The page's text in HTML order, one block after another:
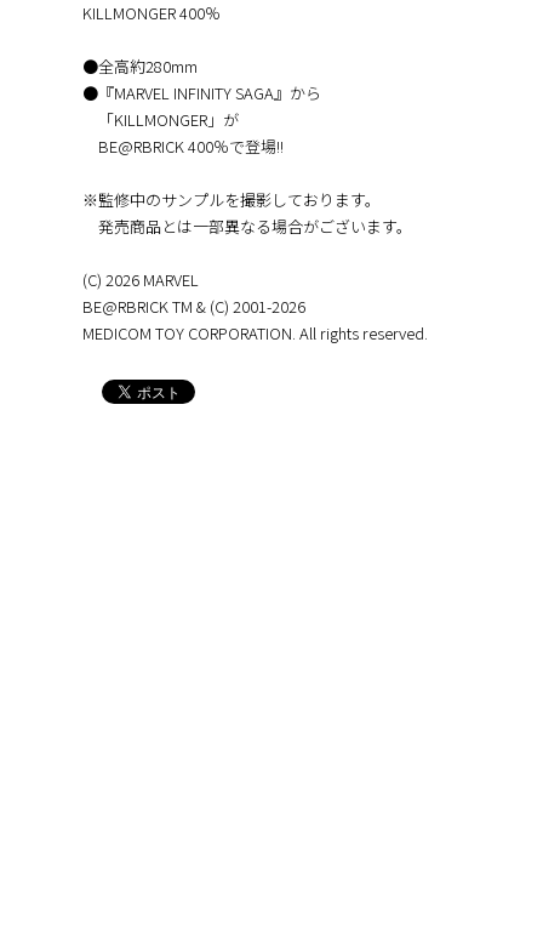
KILLMONGER 400％
●全高約280mm
●『MARVEL INFINITY SAGA』から
「KILLMONGER」が
BE@RBRICK 400％で登場!!
※監修中のサンプルを撮影しております。
発売商品とは一部異なる場合がございます。
(C) 2026 MARVEL
BE@RBRICK TM & (C) 2001-2026
MEDICOM TOY CORPORATION. All rights reserved.